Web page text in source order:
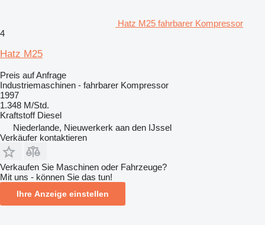
Hatz M25 fahrbarer Kompressor
4
Hatz M25
Preis auf Anfrage
Industriemaschinen - fahrbarer Kompressor
1997
1.348 M/Std.
Kraftstoff Diesel
Niederlande, Nieuwerkerk aan den IJssel
Verkäufer kontaktieren
Verkaufen Sie Maschinen oder Fahrzeuge?
Mit uns - können Sie das tun!
Ihre Anzeige einstellen